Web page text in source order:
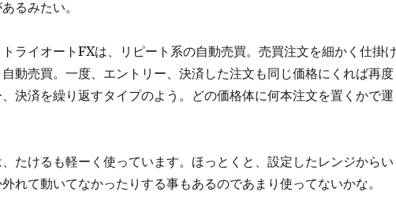
るみたい。
トライオートFXは、リピート系の自動売買。売買注文を細かく仕掛
動売買。一度、エントリー、決済した注文も同じ価格にくれば再度
決済を繰り返すタイプのよう。どの価格体に何本注文を置くかで運
、たけるも軽ーく使っています。ほっとくと、設定したレンジからい
れて動いてなかったりする事もあるのであまり使ってないかな。